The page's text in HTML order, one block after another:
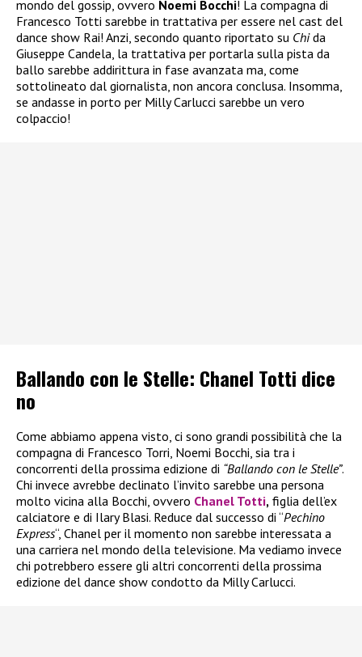
mondo del gossip, ovvero Noemi Bocchi! La compagna di
Francesco Totti sarebbe in trattativa per essere nel cast del
dance show Rai! Anzi, secondo quanto riportato su Chida
Giuseppe Candela, la trattativa per portarla sulla pista da
ballo sarebbe addirittura in fase avanzata ma, come
sottolineato dal giornalista, non ancora conclusa. Insomma,
se andasse in porto per Milly Carlucci sarebbe un vero
colpaccio!
Ballando con le Stelle: Chanel Totti dice
no
Come abbiamo appena visto, ci sono grandi possibilità che la
compagna di Francesco Torri, Noemi Bocchi, sia tra i
concorrenti della prossima edizione di “Ballando con le Stelle”.
Chi invece avrebbe declinato l’invito sarebbe una persona
molto vicina alla Bocchi, ovvero Chanel Totti, figlia dell’ex
calciatore e di Ilary Blasi. Reduce dal successo di “Pechino
Express“, Chanel per il momento non sarebbe interessata a
una carriera nel mondo della televisione. Ma vediamo invece
chi potrebbero essere gli altri concorrenti della prossima
edizione del dance show condotto da Milly Carlucci.